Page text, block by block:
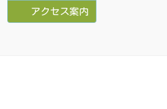
アクセス案内